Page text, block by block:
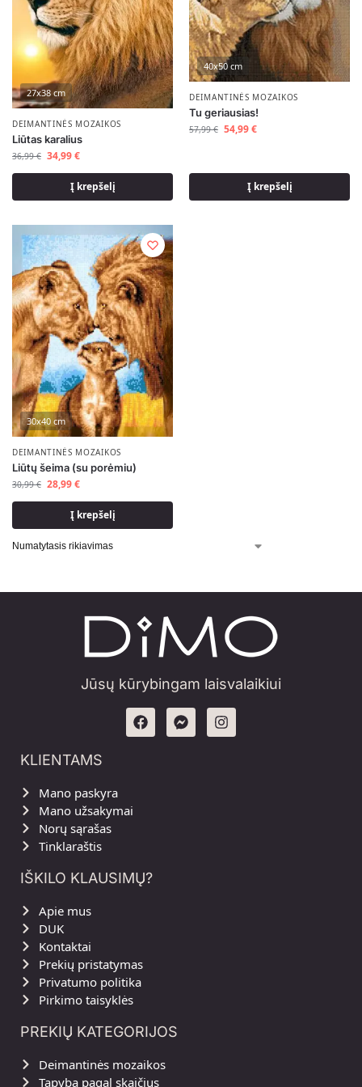
27x38 cm
DEIMANTINĖS MOZAIKOS
Liūtas karalius
36,99€ 34,99€
Į krepšelį
40x50 cm
DEIMANTINĖS MOZAIKOS
Tu geriausias!
57,99€ 54,99€
Į krepšelį
30x40 cm
DEIMANTINĖS MOZAIKOS
Liūtų šeima (su porėmiu)
30,99€ 28,99€
Į krepšelį
Jūsų kūrybingam laisvalaikiui
KLIENTAMS
Mano paskyra
Mano užsakymai
Norų sąrašas
Tinklaraštis
IŠKILO KLAUSIMŲ?
Apie mus
DUK
Kontaktai
Prekių pristatymas
Privatumo politika
Pirkimo taisyklės
PREKIŲ KATEGORIJOS
Deimantinės mozaikos
Tapyba pagal skaičius